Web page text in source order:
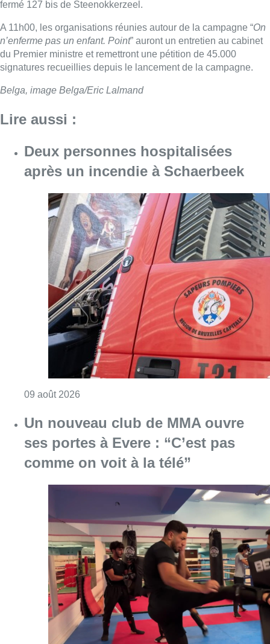
après un incendie à Schaerbeek
09 août 2026Consulter l'article "Deux personnes
Un nouveau club de MMA ouvre
ses portes à Evere : “C’est pas
comme on voit à la télé”
08 août 2026Consulter l'article "Un nouveau club de
Au Moeraske, Bart Hanssens
recense des insectes de plus en
plus rares